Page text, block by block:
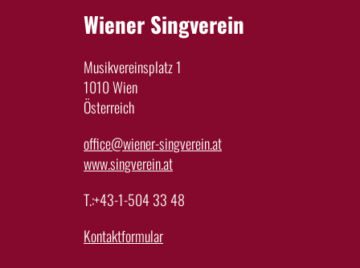
Wiener Singverein
Musikvereinsplatz 1
1010 Wien
Österreich
office@wiener-singverein.at
www.singverein.at
T.:+43-1-504 33 48
Kontaktformular